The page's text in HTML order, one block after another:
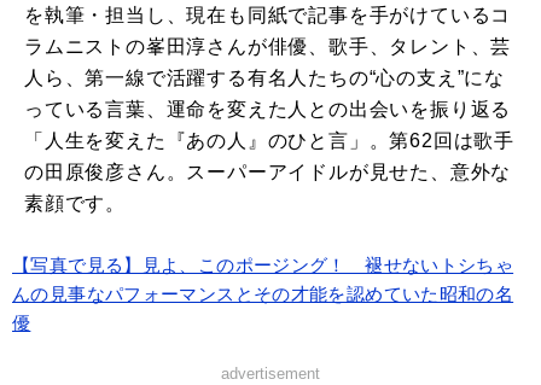
を執筆・担当し、現在も同紙で記事を手がけているコ
ラムニストの峯田淳さんが俳優、歌手、タレント、芸
人ら、第一線で活躍する有名人たちの“心の支え”にな
っている言葉、運命を変えた人との出会いを振り返る
「人生を変えた『あの人』のひと言」。第62回は歌手
の田原俊彦さん。スーパーアイドルが見せた、意外な
素顔です。
【写真で見る】見よ、このポージング！ 褪せないトシちゃ
んの見事なパフォーマンスとその才能を認めていた昭和の名
優
advertisement